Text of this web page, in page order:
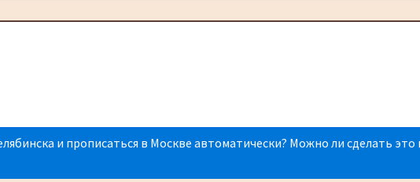
и прописаться в Москве автоматически? Можно ли сделать это